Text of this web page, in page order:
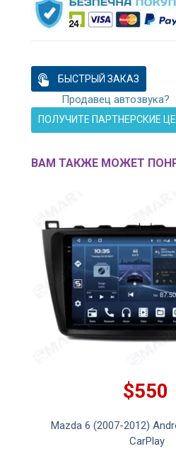
БЫСТРЫЙ ЗАКАЗ
Продавец автозвука?
ПОЛУЧИТЕ ПАРТНЕРСКИЕ
ВАМ ТАКЖЕ МОЖЕТ
$550
Mazda 6 (2007-2012)
CarPlay